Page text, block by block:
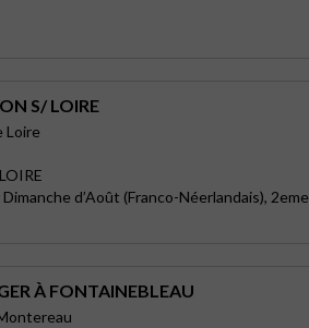
S/ LOIRE
Loire
d’Août (Franco-Néerlandais), 2eme
À FONTAINEBLEAU